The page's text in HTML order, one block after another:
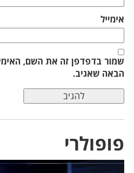
אימייל
שמור בדפדפן זה את השם,
הבאה שאגיב.
פופולרי